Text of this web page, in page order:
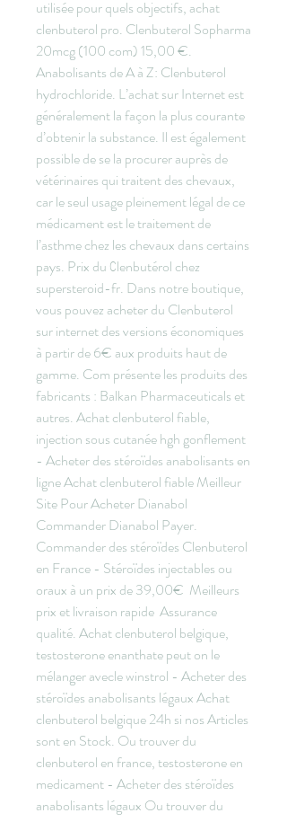
utilisée pour quels objectifs, achat
clenbuterol pro. Clenbuterol Sopharma
20mcg (100 com) 15,00 €.
Anabolisants de A à Z: Clenbuterol
hydrochloride. L’achat sur Internet est
généralement la façon la plus courante
d’obtenir la substance. Il est également
possible de se la procurer auprès de
vétérinaires qui traitent des chevaux,
car le seul usage pleinement légal de ce
médicament est le traitement de
l’asthme chez les chevaux dans certains
pays. Prix du Сlenbutérol chez
supersteroid-fr. Dans notre boutique,
vous pouvez acheter du Clenbuterol
sur internet des versions économiques
à partir de 6€ aux produits haut de
gamme. Com présente les produits des
fabricants : Balkan Pharmaceuticals et
autres. Achat clenbuterol fiable,
injection sous cutanée hgh gonflement
- Acheter des stéroïdes anabolisants en
ligne Achat clenbuterol fiable Meilleur
Site Pour Acheter Dianabol
Commander Dianabol Payer.
Commander des stéroïdes Clenbuterol
en France - Stéroïdes injectables ou
oraux à un prix de 39,00€ ️ Meilleurs
prix et livraison rapide  Assurance
qualité. Achat clenbuterol belgique,
testosterone enanthate peut on le
mélanger avecle winstrol - Acheter des
stéroïdes anabolisants légaux Achat
clenbuterol belgique 24h si nos Articles
sont en Stock. Ou trouver du
clenbuterol en france, testosterone en
medicament - Acheter des stéroïdes
anabolisants légaux Ou trouver du